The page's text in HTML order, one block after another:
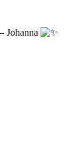
Johanna